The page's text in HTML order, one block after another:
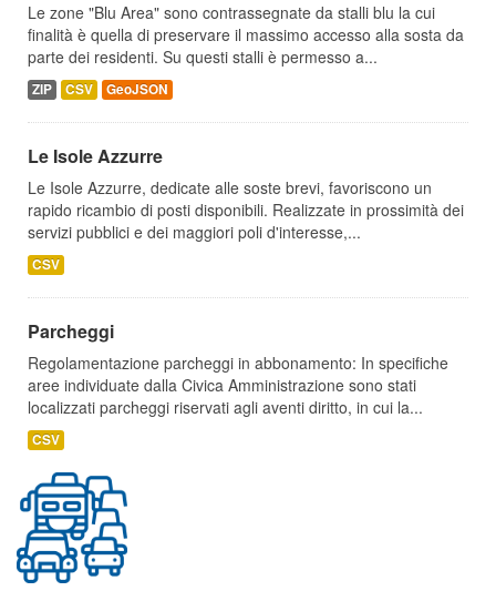
Le zone "Blu Area" sono contrassegnate da stalli blu la cui
finalità è quella di preservare il massimo accesso alla sosta da
parte dei residenti. Su questi stalli è permesso a...
ZIP CSV GeoJSON
Le Isole Azzurre
Le Isole Azzurre, dedicate alle soste brevi, favoriscono un
rapido ricambio di posti disponibili. Realizzate in prossimità dei
servizi pubblici e dei maggiori poli d'interesse,...
CSV
Parcheggi
Regolamentazione parcheggi in abbonamento: In specifiche
aree individuate dalla Civica Amministrazione sono stati
localizzati parcheggi riservati agli aventi diritto, in cui la...
CSV